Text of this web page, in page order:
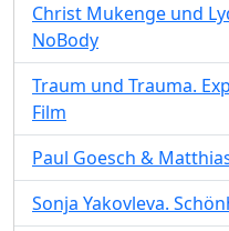
Christ Mukenge und
NoBody
Traum und Trauma.
Film
Paul Goesch &
Sonja Yakovleva.